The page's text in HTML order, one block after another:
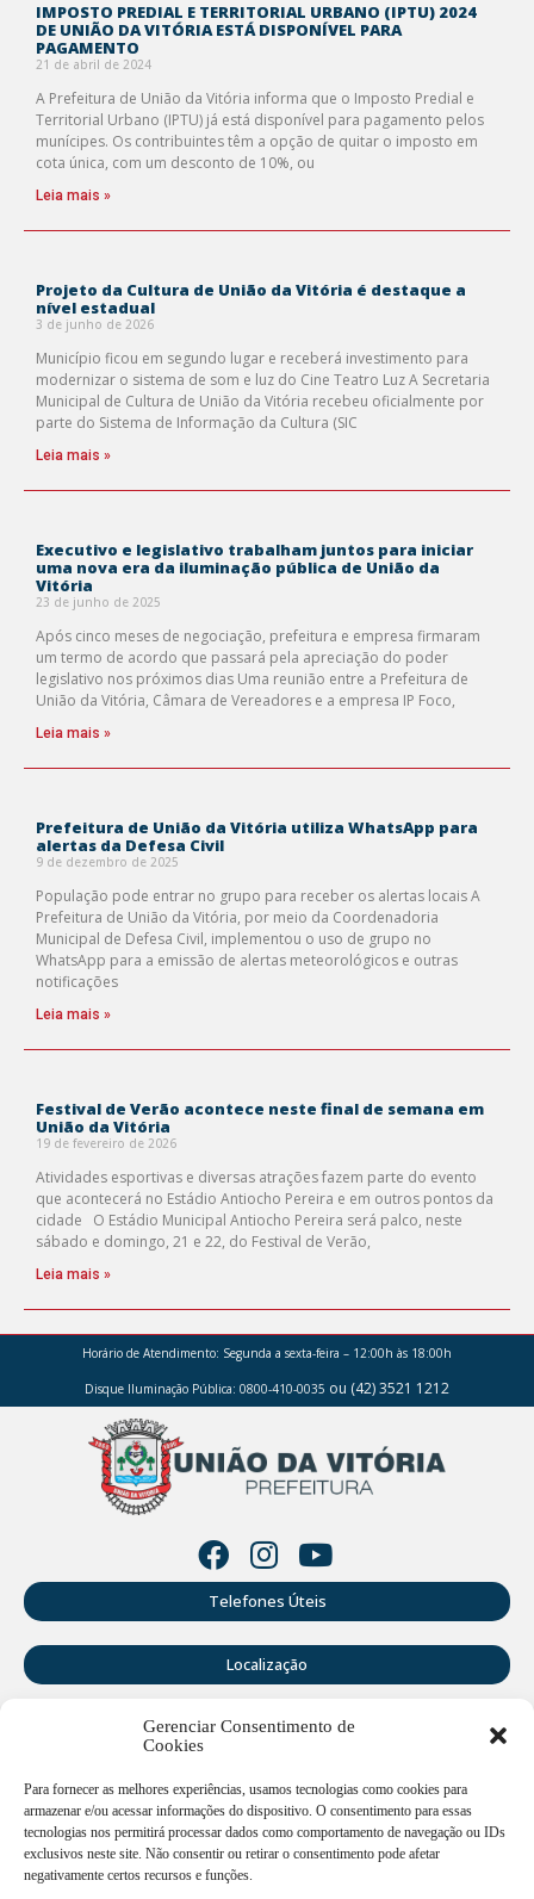
Gerenciar Consentimento de
Cookies
Para fornecer as melhores experiências, usamos tecnologias como cookies para
armazenar e/ou acessar informações do dispositivo. O consentimento para essas
tecnologias nos permitirá processar dados como comportamento de navegação ou IDs
exclusivos neste site. Não consentir ou retirar o consentimento pode afetar
negativamente certos recursos e funções.
IMPOSTO PREDIAL E TERRITORIAL URBANO (IPTU) 2024
DE UNIÃO DA VITÓRIA ESTÁ DISPONÍVEL PARA
PAGAMENTO
21 de abril de 2024
A Prefeitura de União da Vitória informa que o Imposto Predial e
Territorial Urbano (IPTU) já está disponível para pagamento pelos
munícipes. Os contribuintes têm a opção de quitar o imposto em
cota única, com um desconto de 10%, ou
Leia mais »
Projeto da Cultura de União da Vitória é destaque a
nível estadual
3 de junho de 2026
Município ficou em segundo lugar e receberá investimento para
modernizar o sistema de som e luz do Cine Teatro Luz A Secretaria
Municipal de Cultura de União da Vitória recebeu oficialmente por
parte do Sistema de Informação da Cultura (SIC
Leia mais »
Executivo e legislativo trabalham juntos para iniciar
uma nova era da iluminação pública de União da
Vitória
23 de junho de 2025
Após cinco meses de negociação, prefeitura e empresa firmaram
um termo de acordo que passará pela apreciação do poder
legislativo nos próximos dias Uma reunião entre a Prefeitura de
União da Vitória, Câmara de Vereadores e a empresa IP Foco,
Leia mais »
Prefeitura de União da Vitória utiliza WhatsApp para
alertas da Defesa Civil
9 de dezembro de 2025
População pode entrar no grupo para receber os alertas locais A
Prefeitura de União da Vitória, por meio da Coordenadoria
Municipal de Defesa Civil, implementou o uso de grupo no
WhatsApp para a emissão de alertas meteorológicos e outras
notificações
Leia mais »
Festival de Verão acontece neste final de semana em
União da Vitória
19 de fevereiro de 2026
Atividades esportivas e diversas atrações fazem parte do evento
que acontecerá no Estádio Antiocho Pereira e em outros pontos da
cidade O Estádio Municipal Antiocho Pereira será palco, neste
sábado e domingo, 21 e 22, do Festival de Verão,
Leia mais »
Horário de Atendimento: Segunda a sexta-feira – 12:00h às 18:00h
Disque Iluminação Pública: 0800-410-0035 ou (42) 3521 1212
Telefones Úteis
Localização
Perguntas Frequentes
Webmail
Rua Doutor Cruz Machado, 205 - Centro - União da Vitória -
PR